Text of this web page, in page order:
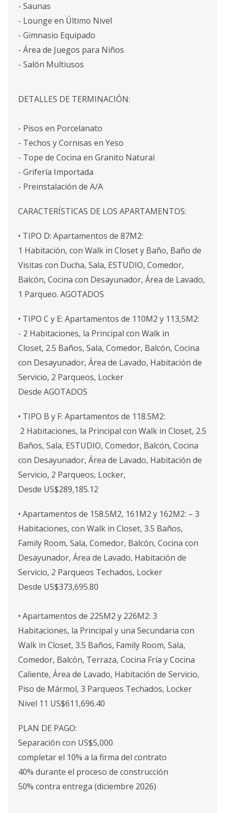
- Saunas
- Lounge en Último Nivel
- Gimnasio Equipado
- Área de Juegos para Niños
- Salón Multiusos
DETALLES DE TERMINACIÓN:
- Pisos en Porcelanato
- Techos y Cornisas en Yeso
- Tope de Cocina en Granito Natural
- Grifería Importada
- Preinstalación de A/A
CARACTERÍSTICAS DE LOS APARTAMENTOS:
• TIPO D: Apartamentos de 87M2:
1 Habitación, con Walk in Closet y Baño, Baño de
Visitas con Ducha, Sala, ESTUDIO, Comedor,
Balcón, Cocina con Desayunador, Área de Lavado,
1 Parqueo. AGOTADOS
• TIPO C y E: Apartamentos de 110M2 y 113,5M2:
- 2 Habitaciones, la Principal con Walk in
Closet, 2.5 Baños, Sala, Comedor, Balcón, Cocina
con Desayunador, Área de Lavado, Habitación de
Servicio, 2 Parqueos, Locker
Desde AGOTADOS
• TIPO B y F: Apartamentos de 118.5M2:
2 Habitaciones, la Principal con Walk in Closet, 2.5
Baños, Sala, ESTUDIO, Comedor, Balcón, Cocina
con Desayunador, Área de Lavado, Habitación de
Servicio, 2 Parqueos, Locker,
Desde US$289,185.12
• Apartamentos de 158.5M2, 161M2 y 162M2: – 3
Habitaciones, con Walk in Closet, 3.5 Baños,
Family Room, Sala, Comedor, Balcón, Cocina con
Desayunador, Área de Lavado, Habitación de
Servicio, 2 Parqueos Techados, Locker
Desde US$373,695.80
• Apartamentos de 225M2 y 226M2: 3
Habitaciones, la Principal y una Secundaria con
Walk in Closet, 3.5 Baños, Family Room, Sala,
Comedor, Balcón, Terraza, Cocina Fría y Cocina
Caliente, Área de Lavado, Habitación de Servicio,
Piso de Mármol, 3 Parqueos Techados, Locker
Nivel 11 US$611,696.40
PLAN DE PAGO:
Separación con US$5,000
completar el 10% a la firma del contrato
40% durante el proceso de construcción
50% contra entrega (diciembre 2026)